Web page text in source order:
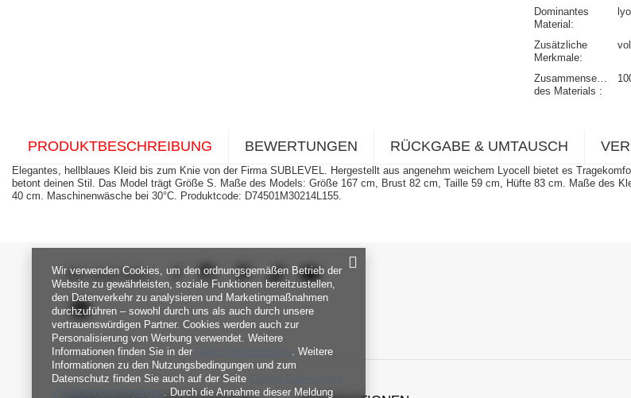
Dominantes
Material
Zusätzliche
Merkmale
Zusammensetzung
des Materials
PRODUKTBESCHREIBUNG BEWERTUNGEN RÜCKGABE & UMTAUSCH
Elegantes, hellblaues Kleid bis zum Knie von der Firma SUBLEVEL. Hergestellt aus angenehm weichem Lyocell bietet es
betont deinen Stil. Das Model trägt Größe S. Maße des Models: Größe 167 cm, Brust 82 cm, Taille 59 cm, Hüfte 83 cm. Maße des
40 cm. Maschinenwäsche bei 30°C. Produktcode: D74501M30214L155.
SEI UNS NAH
Wir verwenden Cookies, um den ordnungsgemäßen Betrieb der
Website zu gewährleisten, soziale Funktionen bereitzustellen,
den Datenverkehr zu analysieren und Marketingmaßnahmen
durchzuführen – sowohl durch uns als auch durch unsere
vertrauenswürdigen Partner. Cookies werden auch zur
Personalisierung von Werbung verwendet. Weitere
Informationen finden Sie in der
. Weitere
Informationen zu den Nutzungsbedingungen und zum
Datenschutz finden Sie auch auf der Seite
& Nutzungsbedingungen . Durch die Annahme dieser Meldung